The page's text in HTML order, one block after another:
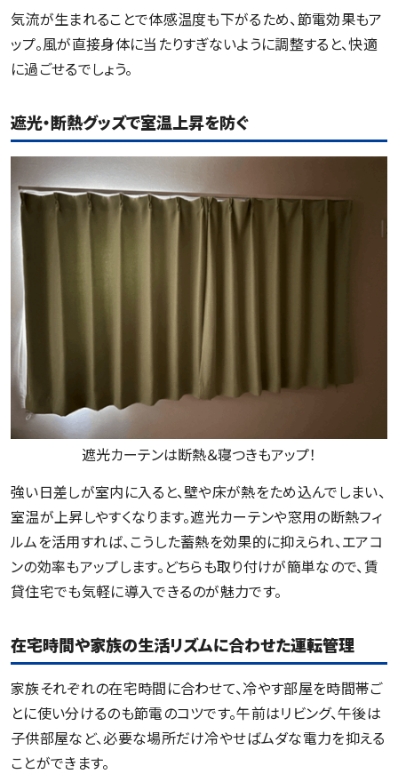
気流が生まれることで体感温度も下がるため、節電効果もア
ップ。風が直接身体に当たりすぎないように調整すると、快適
に過ごせるでしょう。
遮光・断熱グッズで室温上昇を防ぐ
遮光カーテンは断熱＆寝つきもアップ！
強い日差しが室内に入ると、壁や床が熱をため込んでしまい、
室温が上昇しやすくなります。遮光カーテンや窓用の断熱フィ
ルムを活用すれば、こうした蓄熱を効果的に抑えられ、エアコ
ンの効率もアップします。どちらも取り付けが簡単なので、賃
貸住宅でも気軽に導入できるのが魅力です。
在宅時間や家族の生活リズムに合わせた運転管理
家族それぞれの在宅時間に合わせて、冷やす部屋を時間帯ご
とに使い分けるのも節電のコツです。午前はリビング、午後は
子供部屋など、必要な場所だけ冷やせばムダな電力を抑える
ことができます。